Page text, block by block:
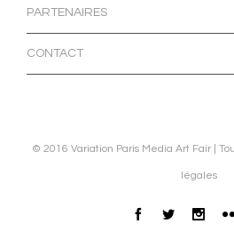
PARTENAIRES
CONTACT
© 2016 Variation Paris Media Art Fair |
légales